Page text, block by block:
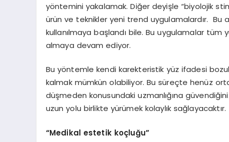
yöntemini yakalamak. Diğer deyişle “biyolojik
ürün ve teknikler yeni trend uygulamalardır. Bu
kullanılmaya başlandı bile. Bu uygulamalar tüm
almaya devam ediyor.
Bu yöntemle kendi karekteristik yüz ifadesi
kalmak mümkün olabiliyor. Bu süreçte henüz
düşmeden konusundaki uzmanlığına
uzun yolu birlikte yürümek kolaylık sağlayacaktır.
“Medikal estetik koçluğu”